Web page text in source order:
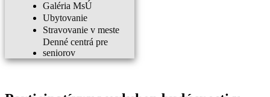
Galéria MsÚ
Ubytovanie
Stravovanie v meste
Denné centrá pre
seniorov